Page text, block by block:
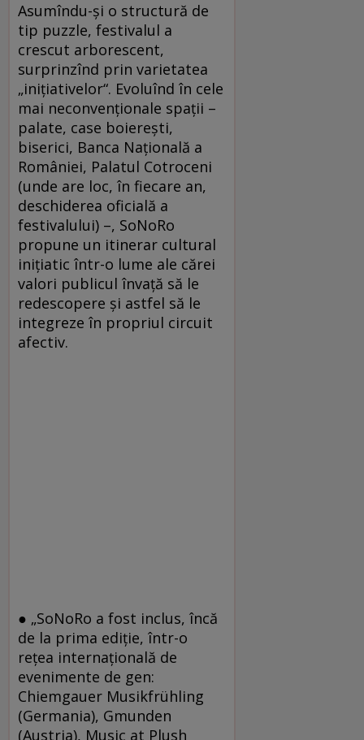
Asumîndu-şi o structură de
tip puzzle, festivalul a
crescut arborescent,
surprinzînd prin varietatea
„iniţiativelor“. Evoluînd în cele
mai neconvenţionale spaţii –
palate, case boiereşti,
biserici, Banca Naţională a
României, Palatul Cotroceni
(unde are loc, în fiecare an,
deschiderea oficială a
festivalului) –, SoNoRo
propune un itinerar cultural
iniţiatic într-o lume ale cărei
valori publicul învaţă să le
redescopere şi astfel să le
integreze în propriul circuit
afectiv.
● „SoNoRo a fost inclus, încă
de la prima ediţie, într-o
reţea internaţională de
evenimente de gen:
Chiemgauer Musikfrühling
(Germania), Gmunden
(Austria), Music at Plush